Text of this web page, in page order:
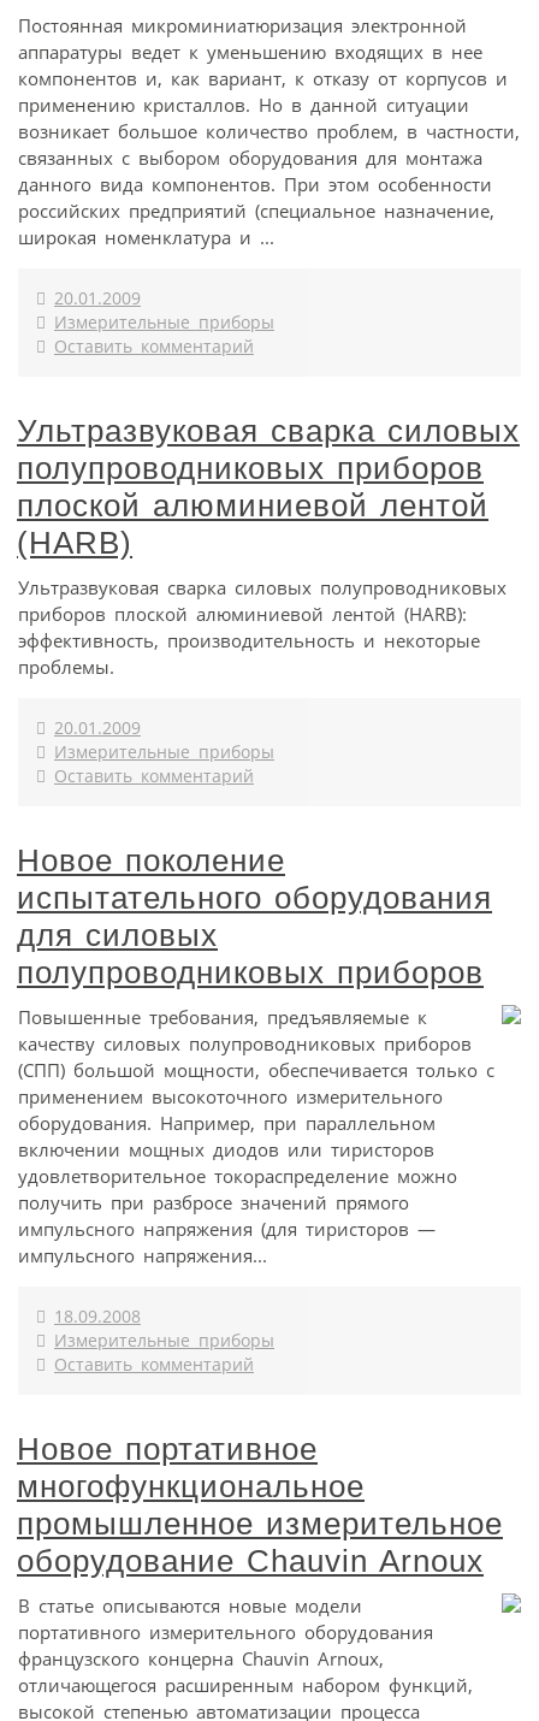
Постоянная микроминиатюризация электронной
аппаратуры ведет к уменьшению входящих в нее
компонентов и, как вариант, к отказу от корпусов и
применению кристаллов. Но в данной ситуации
возникает большое количество проблем, в частности,
связанных с выбором оборудования для монтажа
данного вида компонентов. При этом особенности
российских предприятий (специальное назначение,
широкая номенклатура и ...
20.01.2009
Измерительные приборы
Оставить комментарий
Ультразвуковая сварка силовых
полупроводниковых приборов
плоской алюминиевой лентой
(HARB)
Ультразвуковая сварка силовых полупроводниковых
приборов плоской алюминиевой лентой (HARB):
эффективность, производительность и некоторые
проблемы.
20.01.2009
Измерительные приборы
Оставить комментарий
Новое поколение
испытательного оборудования
для силовых
полупроводниковых приборов
Повышенные требования, предъявляемые к
качеству силовых полупроводниковых приборов
(СПП) большой мощности, обеспечивается только с
применением высокоточного измерительного
оборудования. Например, при параллельном
включении мощных диодов или тиристоров
удовлетворительное токораспределение можно
получить при разбросе значений прямого
импульсного напряжения (для тиристоров —
импульсного напряжения...
18.09.2008
Измерительные приборы
Оставить комментарий
Новое портативное
многофункциональное
промышленное измерительное
оборудование Chauvin Arnoux
В статье описываются новые модели
портативного измерительного оборудования
французского концерна Chauvin Arnoux,
отличающегося расширенным набором функций,
высокой степенью автоматизации процесса